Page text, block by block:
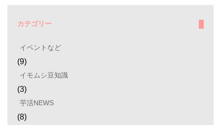
カテゴリー
イベントなど
(9)
イモムシ豆知識
(3)
芋活NEWS
(8)